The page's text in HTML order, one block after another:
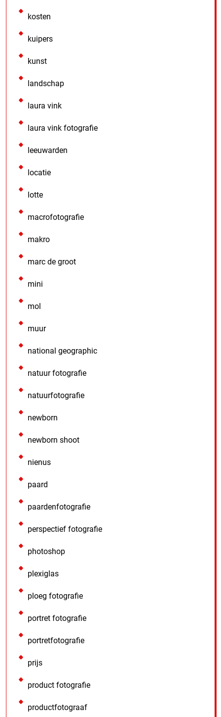
kosten
kuipers
kunst
landschap
laura vink
laura vink fotografie
leeuwarden
locatie
lotte
macrofotografie
makro
marc de groot
mini
mol
muur
national geographic
natuur fotografie
natuurfotografie
newborn
newborn shoot
nienus
paard
paardenfotografie
perspectief fotografie
photoshop
plexiglas
ploeg fotografie
portret fotografie
portretfotografie
prijs
product fotografie
productfotograaf